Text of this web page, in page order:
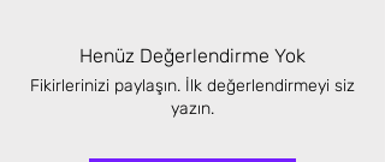
Henüz Değerlendirme Yok
Fikirlerinizi paylaşın. İlk değerlendirmeyi siz
yazın.